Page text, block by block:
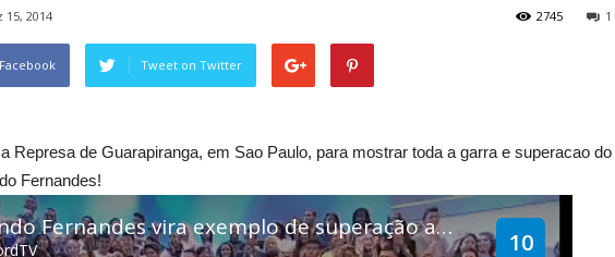
15, 2014 1
2745
Tweet on Twitter
Represa de Guarapiranga, em Sao Paulo, para mostrar toda a garra e superacao do
Fernandes!